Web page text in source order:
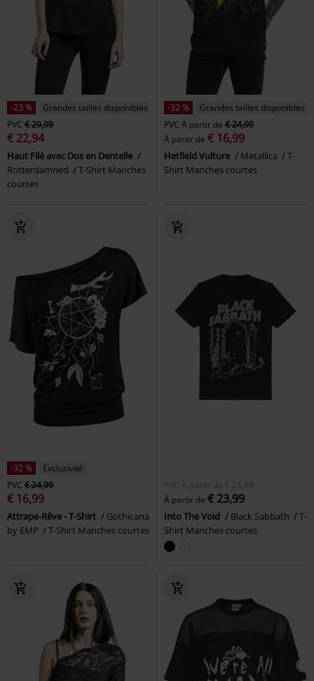
-23 %
Grandes tailles disponibles
PVC € 29,99
€ 22,94
Haut Filé avec Dos en Dentelle
Rotterdamned
T-Shirt Manches
courtes
-32 %
Grandes tailles disponibles
PVC À partir de € 24,99
À partir de € 16,99
Hetfield Vulture Metallica
T-
Shirt Manches courtes
-32 %
Exclusivité
PVC € 24,99
€ 16,99
Attrape-Rêve - T-Shirt
Gothicana
by EMP
T-Shirt Manches courtes
PVC À partir de € 24,99
À partir de € 23,99
Into The Void Black Sabbath
T-
Shirt Manches courtes